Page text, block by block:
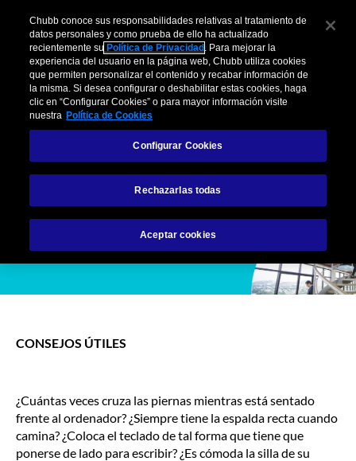
content
Chubb
Consejos para
mejorar la
ergonomía en el
trabajo
CONSEJOS ÚTILES
¿Cuántas veces cruza las piernas mientras está sentado
frente al ordenador? ¿Siempre tiene la espalda recta cuando
camina? ¿Coloca el teclado de tal forma que tiene que
ponerse de lado para escribir? ¿Es cómoda la silla de su
Chubb conoce sus responsabilidades relativas al tratamiento de
datos personales y como prueba de ello ha actualizado
recientemente su Política de Privacidad . Para mejorar la
experiencia del usuario en la página web, Chubb utiliza cookies
que permiten personalizar el contenido y recabar información de
la misma. Si desea configurar o deshabilitar estas cookies, haga
clic en “Configurar Cookies” o para mayor información visite
nuestra Política de Cookies
Configurar Cookies
Rechazarlas todas
Aceptar cookies